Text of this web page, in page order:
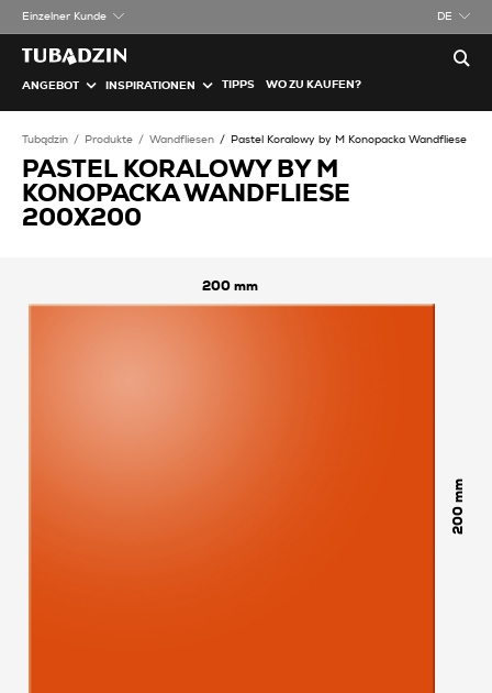
Einzelner Kunde DE
ANGEBOT INSPIRATIONEN TIPPS WO ZU KAUFEN?
Tubądzin Produkte Wandfliesen Pastel Koralowy by M Konopacka Wandfliese
PASTEL KORALOWY BY M
KONOPACKA WANDFLIESE
200X200
200
200